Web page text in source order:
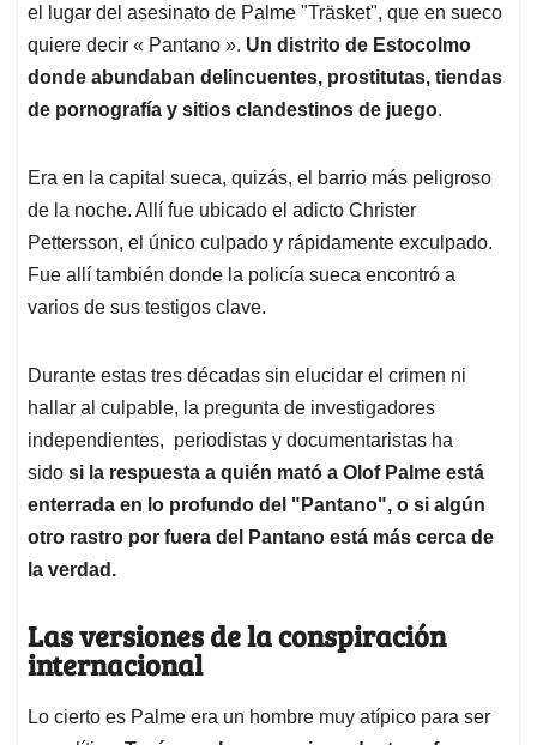
el lugar del asesinato de Palme "Träsket", que en sueco
quiere decir « Pantano ». Un distrito de Estocolmo
donde abundaban delincuentes, prostitutas, tiendas
de pornografía y sitios clandestinos de juego.
Era en la capital sueca, quizás, el barrio más peligroso
de la noche. Allí fue ubicado el adicto Christer
Pettersson, el único culpado y rápidamente exculpado.
Fue allí también donde la policía sueca encontró a
varios de sus testigos clave.
Durante estas tres décadas sin elucidar el crimen ni
hallar al culpable, la pregunta de investigadores
independientes, periodistas y documentaristas ha
sido si la respuesta a quién mató a Olof Palme está
enterrada en lo profundo del "Pantano", o si algún
otro rastro por fuera del Pantano está más cerca de
la verdad.
Las versiones de la conspiración
internacional
Lo cierto es Palme era un hombre muy atípico para ser